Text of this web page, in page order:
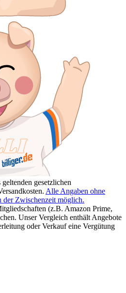
gesetzlichen
Alle Angaben ohne
der Zwischenzeit möglich.
(z.B. Amazon Prime,
Unser Vergleich enthält Angebote
oder Verkauf eine Vergütung